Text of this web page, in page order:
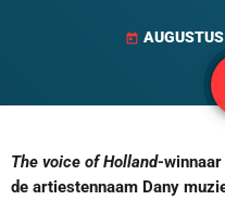
today
The voice of Holland-winnaar
de artiestennaam Dany